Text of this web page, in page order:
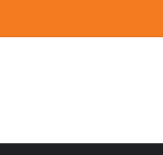
de Escuelas Aztecas